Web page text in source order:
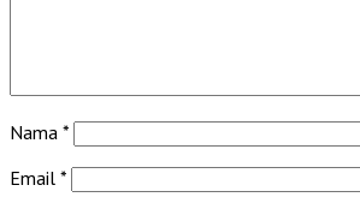
Nama *
Email *